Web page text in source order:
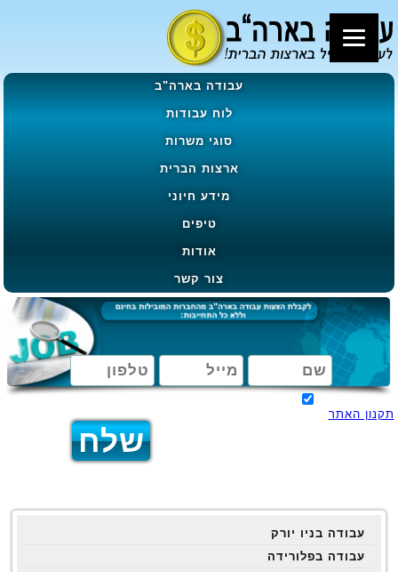
עבודה בארה"ב
לוח עבודות
סוגי משרות
ארצות הברית
מידע חיוני
טיפים
אודות
צור קשר
תקנון האתר
עבודה בניו יורק
עבודה בפלורידה